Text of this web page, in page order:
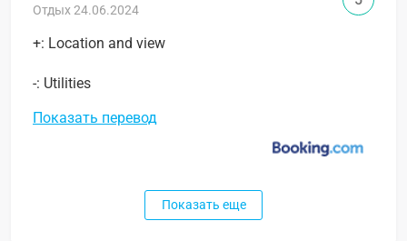
Отдых 24.06.2024
+: Location and view
-: Utilities
Показать перевод
Показать еще